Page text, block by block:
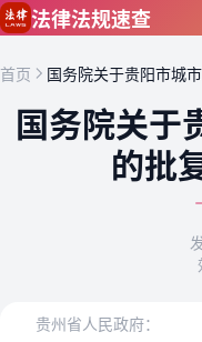
跳到主要内容
法律法规速查
首页 国务院关于贵阳市城
国务院关于
的批
贵州省人民政府：